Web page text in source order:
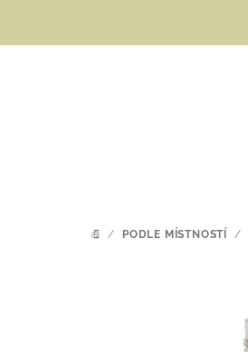
DOMŮ
/ PODLE MÍSTNOSTÍ /